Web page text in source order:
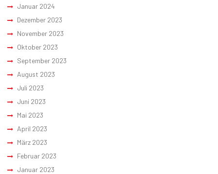
Januar 2024
Dezember 2023
November 2023
Oktober 2023
September 2023
August 2023
Juli 2023
Juni 2023
Mai 2023
April 2023
März 2023
Februar 2023
Januar 2023